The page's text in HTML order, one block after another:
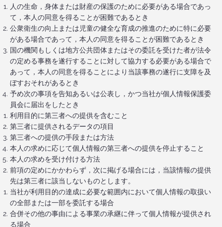
人の生命，身体または財産の保護のために必要がある場合であっ
て，本人の同意を得ることが困難であるとき
公衆衛生の向上または児童の健全な育成の推進のために特に必要
がある場合であって，本人の同意を得ることが困難であるとき
国の機関もしくは地方公共団体またはその委託を受けた者が法令
の定める事務を遂行することに対して協力する必要がある場合で
あって，本人の同意を得ることにより当該事務の遂行に支障を及
ぼすおそれがあるとき
予め次の事項を告知あるいは公表し，かつ当社が個人情報保護委
員会に届出をしたとき
利用目的に第三者への提供を含むこと
第三者に提供されるデータの項目
第三者への提供の手段または方法
本人の求めに応じて個人情報の第三者への提供を停止すること
本人の求めを受け付ける方法
前項の定めにかかわらず，次に掲げる場合には，当該情報の提供
先は第三者に該当しないものとします。
当社が利用目的の達成に必要な範囲内において個人情報の取扱い
の全部または一部を委託する場合
合併その他の事由による事業の承継に伴って個人情報が提供され
る場合